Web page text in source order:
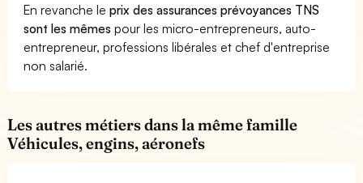
En revanche leprix des assurances prévoyances TNS
sont les mêmes pour les micro-entrepreneurs, auto-
entrepreneur, professions libérales et chef d'entreprise
non salarié.
Les autres métiers dans la même famille
Véhicules, engins, aéronefs